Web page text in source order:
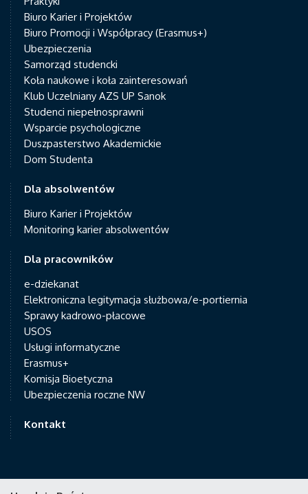
Biuro Karier i Projektów
Biuro Promocji i Współpracy (Erasmus+)
Ubezpieczenia
Samorząd studencki
Koła naukowe i koła zainteresowań
Klub Uczelniany AZS UP Sanok
Studenci niepełnosprawni
Wsparcie psychologiczne
Duszpasterstwo Akademickie
Dom Studenta
Dla absolwentów
Biuro Karier i Projektów
Monitoring karier absolwentów
Dla pracowników
e-dziekanat
Elektroniczna legitymacja służbowa/e-portiernia
Sprawy kadrowo-płacowe
USOS
Usługi informatyczne
Erasmus+
Komisja Bioetyczna
Ubezpieczenia roczne NW
Kontakt